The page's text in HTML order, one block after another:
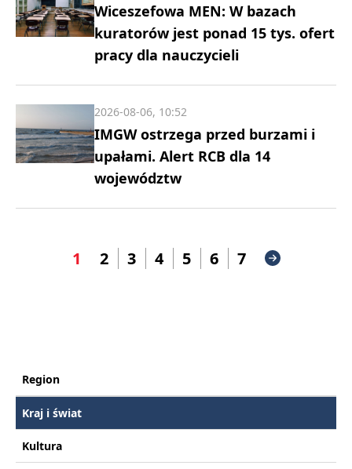
Wiceszefowa MEN: W bazach
kuratorów jest ponad 15 tys. ofert
pracy dla nauczycieli
IMGW ostrzega przed burzami i
upałami. Alert RCB dla 14
województw
2026-08-06, 10:52
1 2 3 4 5 6 7
Region
Kraj i świat
Kultura